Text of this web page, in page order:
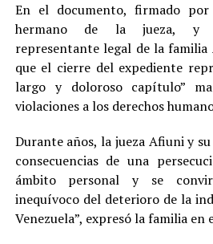
En el documento, firmado
hermano de la jueza, y
representante legal de la familia
que el cierre del expediente
largo y doloroso capítulo”
violaciones a los derechos
Durante años, la jueza Afiuni y
consecuencias de una
ámbito personal y se
inequívoco del deterioro de la
Venezuela”, expresó la familia en